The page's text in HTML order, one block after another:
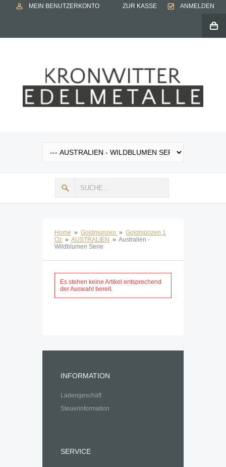
MEIN BENUTZERKONTO ZUR KASSE ANMELDEN
Home » Goldmünzen » Goldmünzen 1
Oz » AUSTRALIEN » Australien -
Wildblumen Serie
Es stehen keine Artikel entsprechend
der Auswahl bereit.
INFORMATION
Ladengeschäft
Steuerinformation
SERVICE